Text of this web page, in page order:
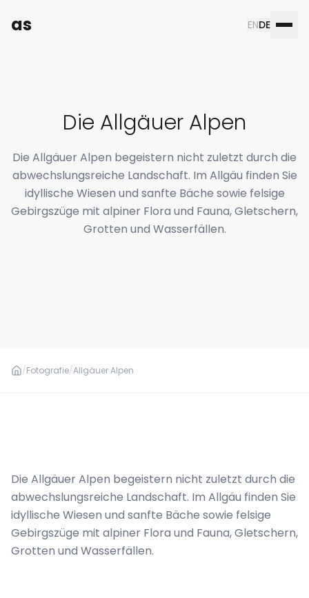
as ENDE
Die Allgäuer Alpen
Die Allgäuer Alpen begeistern nicht zuletzt durch die
abwechslungsreiche Landschaft. Im Allgäu finden Sie
idyllische Wiesen und sanfte Bäche sowie felsige
Gebirgszüge mit alpiner Flora und Fauna, Gletschern,
Grotten und Wasserfällen.
/Fotografie/Allgäuer Alpen
Die Allgäuer Alpen begeistern nicht zuletzt durch die
abwechslungsreiche Landschaft. Im Allgäu finden Sie
idyllische Wiesen und sanfte Bäche sowie felsige
Gebirgszüge mit alpiner Flora und Fauna, Gletschern,
Grotten und Wasserfällen.